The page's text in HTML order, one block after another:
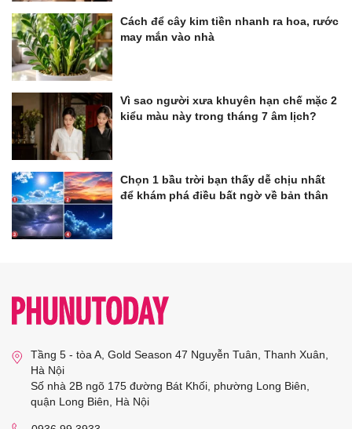
Cách để cây kim tiền nhanh ra hoa, rước
may mắn vào nhà
Vì sao người xưa khuyên hạn chế mặc 2
kiểu màu này trong tháng 7 âm lịch?
Chọn 1 bầu trời bạn thấy dễ chịu nhất
để khám phá điều bất ngờ về bản thân
Tầng 5 - tòa A, Gold Season 47 Nguyễn Tuân, Thanh Xuân,
Hà Nội
Số nhà 2B ngõ 175 đường Bát Khối, phường Long Biên,
quận Long Biên, Hà Nội